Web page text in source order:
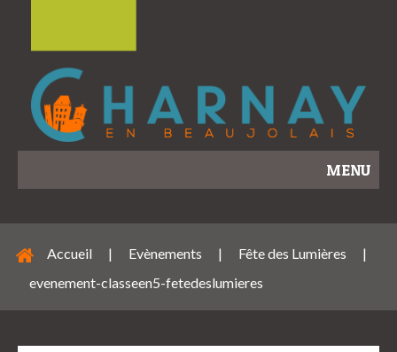
MENU
Accueil | Evènements | Fête des Lumières
|
evenement-classeen5-fetedeslumieres